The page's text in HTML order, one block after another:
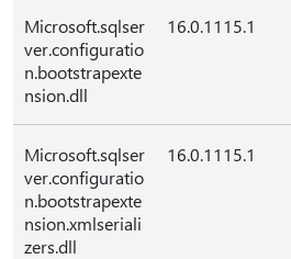
Microsoft.sqlser
ver.configuratio
n.bootstrapexte
nsion.dll
16.0.1115.1
Microsoft.sqlser
ver.configuratio
n.bootstrapexte
nsion.xmlseriali
zers.dll
16.0.1115.1